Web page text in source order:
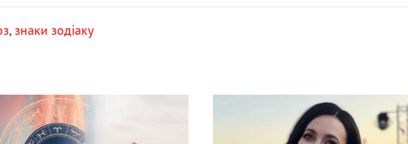
, знаки зодіаку